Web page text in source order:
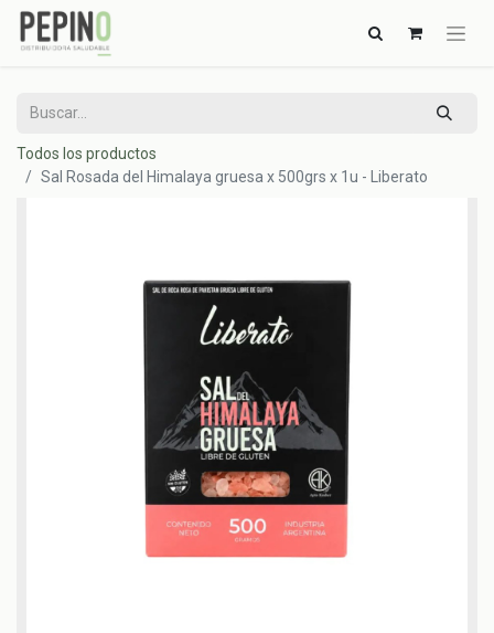
Todos los productos
Sal Rosada del Himalaya gruesa x 500grs x 1u - Liberato